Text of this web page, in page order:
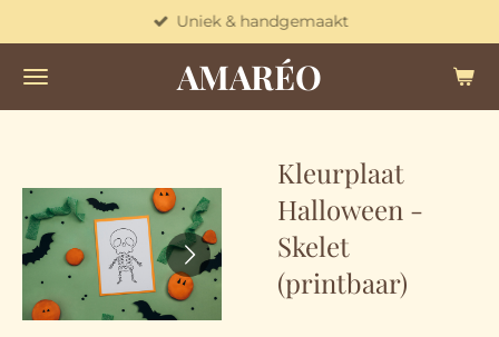
naar
de
AMARÉO
Uniek & handgemaakt
Kleurplaat
Halloween -
Skelet
(printbaar)